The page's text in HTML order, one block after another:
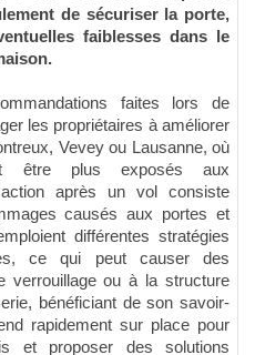
de sécuriser la porte,
faiblesses dans le
faites lors de
les propriétaires à améliorer
Vevey ou Lausanne, où
être plus exposés aux
après un vol consiste
causés aux portes et
différentes stratégies
ce qui peut causer des
verrouillage ou à la structure
bénéficiant de son savoir-
rapidement sur place pour
et proposer des solutions